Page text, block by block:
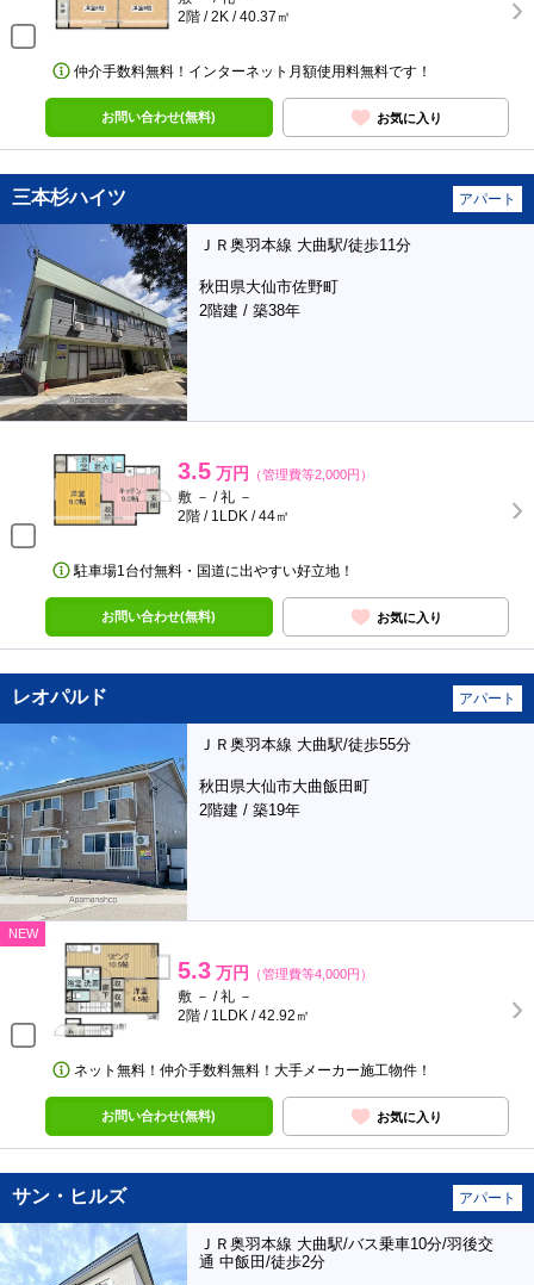
2階 / 2K / 40.37㎡
仲介手数料無料！インターネット月額使用料無料です！
お問い合わせ(無料) お気に入り
三本杉ハイツ アパート
ＪＲ奥羽本線 大曲駅/徒歩11分
秋田県大仙市佐野町
2階建 / 築38年
3.5 万円 （管理費等2,000円）
敷 － / 礼 －
2階 / 1LDK / 44㎡
駐車場1台付無料・国道に出やすい好立地！
お問い合わせ(無料) お気に入り
レオパルド アパート
ＪＲ奥羽本線 大曲駅/徒歩55分
秋田県大仙市大曲飯田町
2階建 / 築19年
NEW
5.3 万円 （管理費等4,000円）
敷 － / 礼 －
2階 / 1LDK / 42.92㎡
ネット無料！仲介手数料無料！大手メーカー施工物件！
お問い合わせ(無料) お気に入り
サン・ヒルズ アパート
ＪＲ奥羽本線 大曲駅/バス乗車10分/羽後交
通 中飯田/徒歩2分